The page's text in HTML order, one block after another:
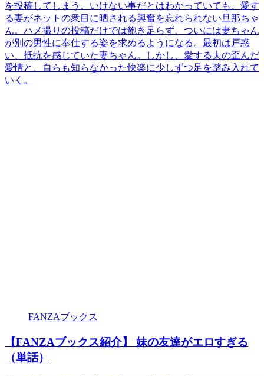
を投稿してしまう。いけない事だとはわかっていても、愛す
る妻がネットの衆目に晒される興奮を忘れられない旦那ちゃ
ん。ハメ撮りの投稿だけでは飽き足らず、ついには妻ちゃん
が別の男性に奉仕する姿を求めるようになる。最初は戸惑
い、抵抗を感じていた妻ちゃん。しかし、愛する夫の歪んだ
愛情と、自らも知らなかった快楽に少しずつ足を踏み入れて
いく。
FANZAブックス
【FANZAブックス紹介】 妹の友達がエロすぎる
（単話）